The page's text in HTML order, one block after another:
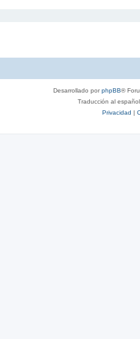
Desarrollado porphpBB®
Traducción al
Privacidad |